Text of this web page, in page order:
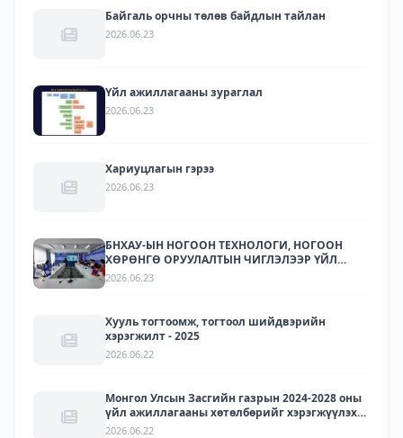
Байгаль орчны төлөв байдлын тайлан
2026.06.23
Үйл ажиллагааны зураглал
2026.06.23
Хариуцлагын гэрээ
2026.06.23
БНХАУ-ЫН НОГООН ТЕХНОЛОГИ, НОГООН
ХӨРӨНГӨ ОРУУЛАЛТЫН ЧИГЛЭЛЭЭР ҮЙЛ
АЖИЛЛАГАА ЯВУУЛДАГ ЛАРИТЕК ХХК-ЫН
2026.06.23
Хууль тогтоомж, тогтоол шийдвэрийн
хэрэгжилт - 2025
2026.06.22
Монгол Улсын Засгийн газрын 2024-2028 оны
үйл ажиллагааны хөтөлбөрийг хэрэгжүүлэх
арга хэмжээний төлөвлөгөөний хэрэгжилт -
2026.06.22